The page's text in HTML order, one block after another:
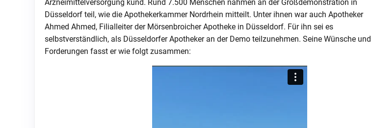
Arzneimittelversorgung kund. Rund 7.500 Menschen nahmen an der Großdemonstration in
Düsseldorf teil, wie die Apothekerkammer Nordrhein mitteilt. Unter ihnen war auch Apotheker
Ahmed Ahmed, Filialleiter der Mörsenbroicher Apotheke in Düsseldorf. Für ihn sei es
selbstverständlich, als Düsseldorfer Apotheker an der Demo teilzunehmen. Seine Wünsche und
Forderungen fasst er wie folgt zusammen: